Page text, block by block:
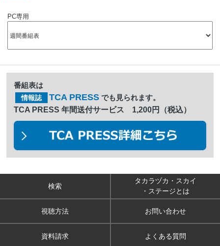
PC専用
番組表は
情報誌 TCA PRESS でも見られます。
TCA PRESS 年間送付サービス 1,200円（税込）
検索
タカラヅカ・スカイ
・ステージとは
視聴方法 お問い合わせ
資料請求 よくある質問